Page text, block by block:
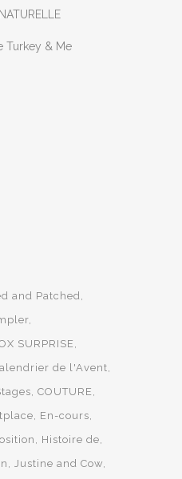
Turkey & Me
and Patched
SURPRISE
de l'Avent
COUTURE
En-cours
Histoire de
Justine and Cow